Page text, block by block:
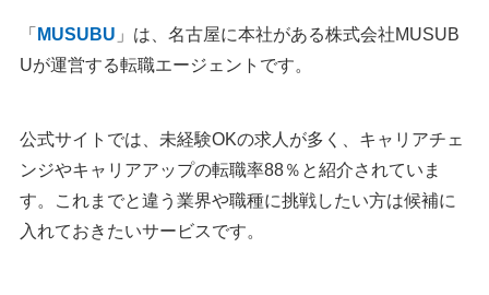
「 MUSUBU 」は、名古屋に本社がある株式会社MUSUB
Uが運営する転職エージェントです。
公式サイトでは、未経験OKの求人が多く、キャリアチェ
ンジやキャリアアップの転職率88％と紹介されていま
す。これまでと違う業界や職種に挑戦したい方は候補に
入れておきたいサービスです。